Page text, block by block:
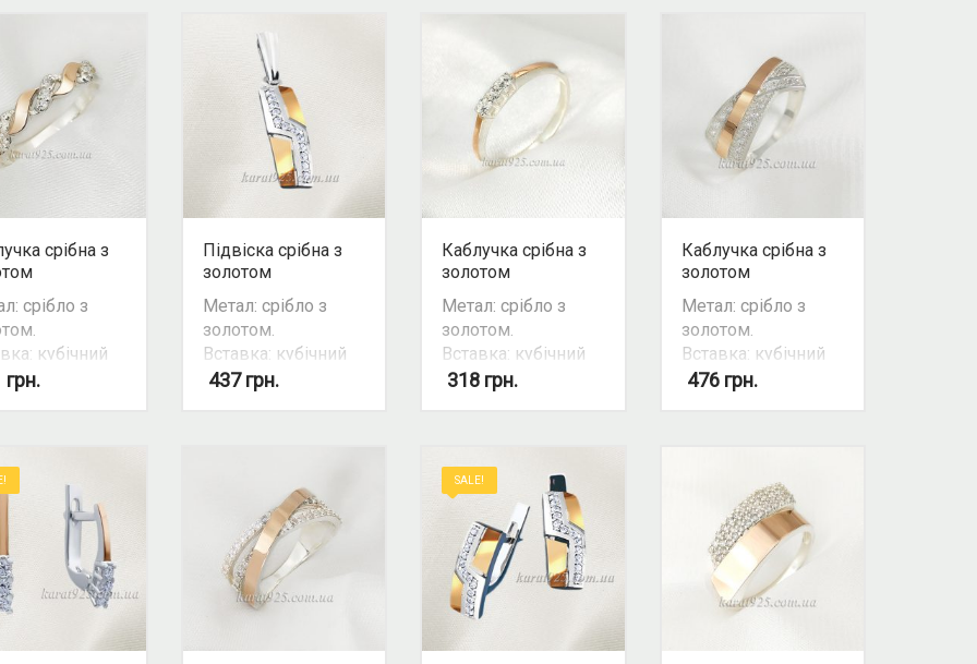
срібна з
срібло з
кубічний
/ фіаніт.
так.
грн.
Підвіска срібна з
золотом
Метал: срібло з
золотом.
Вставка: кубічний
цирконій /фіаніт
437грн.
Каблучка срібна з
золотом
Метал: срібло з
золотом.
Вставка: кубічний
цирконій / фіаніт.
комплекту: так.
318 грн.
Каблучка срібна з
золотом
Метал: срібло з
золотом.
Вставка: кубічний
цирконій / фіаніт.
476 грн.
SALE!